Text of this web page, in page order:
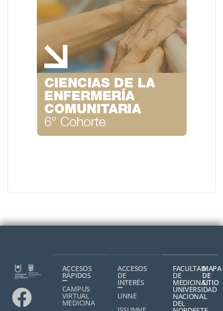
ACCESOS
RÁPIDOS
CAMPUS
VIRTUAL
MEDICINA
ACCESOS
DE
INTERÉS
UNNE
FACULTAD
DE
MEDICINA,
UNIVERSIDAD
NACIONAL
DEL
MAPA
DE
SITIO